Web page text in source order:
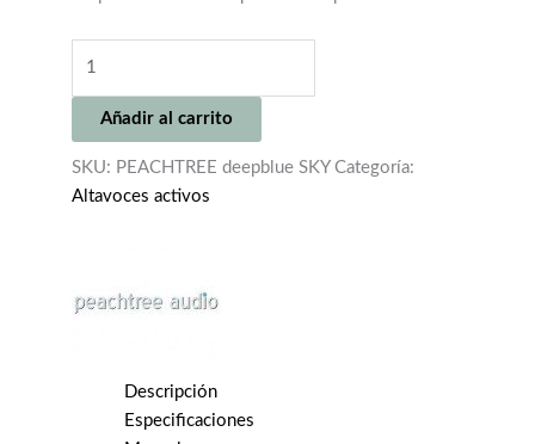
SKY
(LIQUIDACION)
cantidad
SKU:PEACHTREE deepblue SKY
Manuales
Marca